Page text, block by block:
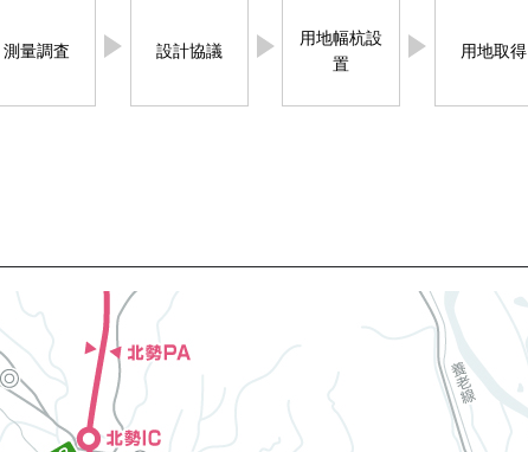
測量調査 設計協議
用地幅杭設
置
用地取得